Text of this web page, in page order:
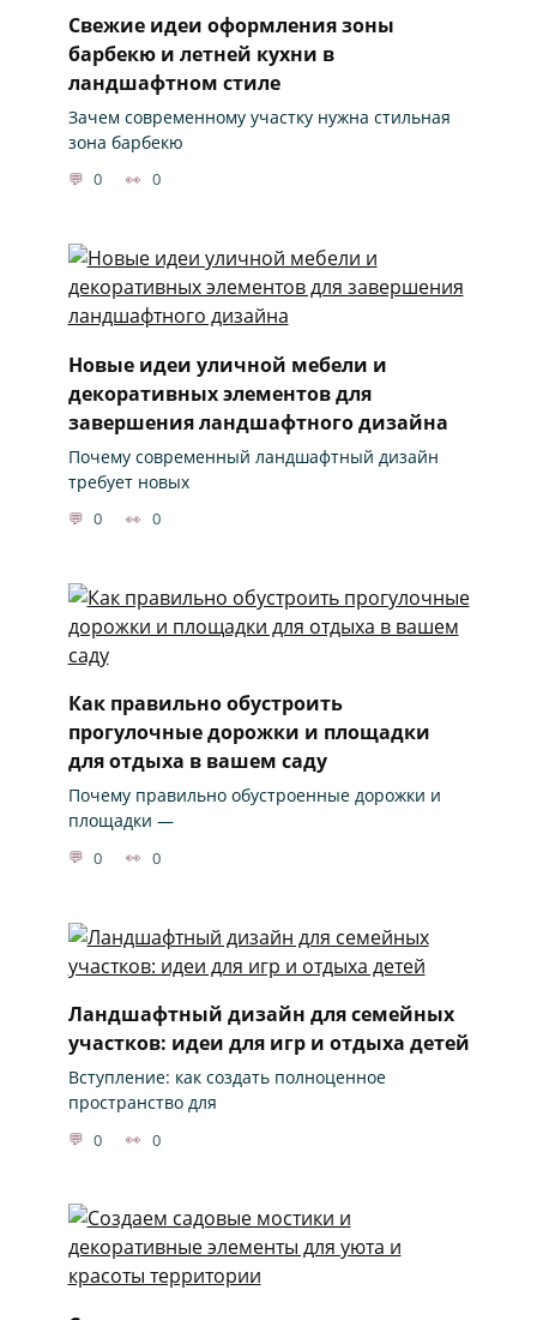
Свежие идеи оформления зоны
барбекю и летней кухни в
ландшафтном стиле
Зачем современному участку нужна стильная
зона барбекю
0 0
Новые идеи уличной мебели и
декоративных элементов для
завершения ландшафтного дизайна
Почему современный ландшафтный дизайн
требует новых
0 0
Как правильно обустроить
прогулочные дорожки и площадки
для отдыха в вашем саду
Почему правильно обустроенные дорожки и
площадки —
0 0
Ландшафтный дизайн для семейных
участков: идеи для игр и отдыха детей
Вступление: как создать полноценное
пространство для
0 0